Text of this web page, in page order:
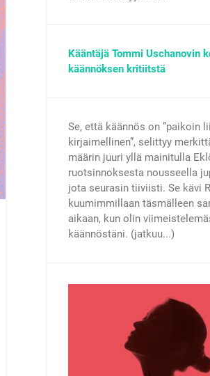
Kääntäjä Tommi Uschanovin
käännöksen kritiitstä
Se, että käännös on ”paikoin
kirjaimellinen”, selittyy
määrin juuri yllä mainitulla
ruotsinnoksesta nousseella
jota seurasin tiiviisti. Se kävi
kuumimmillaan täsmälleen
aikaan, kun olin
käännöstäni. (jatkuu...)